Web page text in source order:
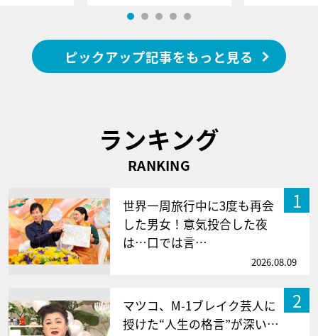
ピックアップ記事をもっと見る
ランキング
RANKING
1
世界一周旅行中に3度も再会
した男女！意気投合した夜
は…口では言…
2026.08.09
2
マツコ、M-1ブレイク芸人に
授けた“人生の格言”が深い…